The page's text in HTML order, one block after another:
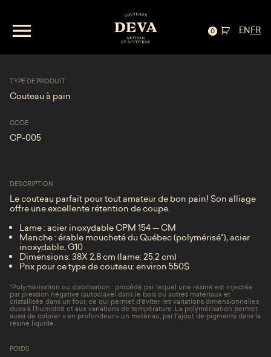
0 ENFR
Couteau à pain — inox et érable moucheté
TYPE DE PRODUIT
Couteau à pain
CODE
CP-005
DESCRIPTION
Le couteau parfait pour tout amateur de bon pain! Son alliage
offre une excellente rétention de coupe.
Lame : acier inoxydable CPM 154 — CM
Manche : érable moucheté du Québec (polymérisé*), acier
inoxydable, G10
Dimensions: 38X 2,8 cm (lame: 25,2 cm)
Prix pour ce type de couteau: environ 550$
*Polymérisation ou stabilisation : procédé par lequel une résine est injectée
par pression négative (autoclave) dans le bois ou autres matériaux et
cristallisée dans un four, ce qui permet d’éviter les variations dimensionnelles
dues à l’humidité et aux variations de température. La polymérisation permet
aussi de colorer « en profondeur » un matériau, par l’ajout de pigments dans la
résine liquide.
POIDS